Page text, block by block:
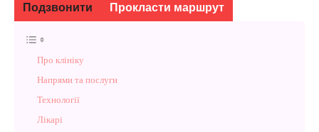
Подзвонити Прокласти маршрут
Про клініку
Напрями та послуги
Технології
Лікарі